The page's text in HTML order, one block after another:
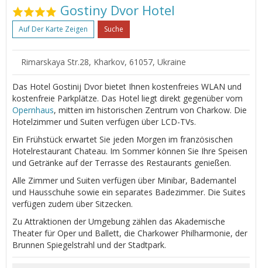
Gostiny Dvor Hotel
Auf Der Karte Zeigen Suche
Rimarskaya Str.28, Kharkov, 61057, Ukraine
Das Hotel Gostinij Dvor bietet Ihnen kostenfreies WLAN und
kostenfreie Parkplätze. Das Hotel liegt direkt gegenüber vom
Opernhaus, mitten im historischen Zentrum von Charkow. Die
Hotelzimmer und Suiten verfügen über LCD-TVs.
Ein Frühstück erwartet Sie jeden Morgen im französischen
Hotelrestaurant Chateau. Im Sommer können Sie Ihre Speisen
und Getränke auf der Terrasse des Restaurants genießen.
Alle Zimmer und Suiten verfügen über Minibar, Bademantel
und Hausschuhe sowie ein separates Badezimmer. Die Suites
verfügen zudem über Sitzecken.
Zu Attraktionen der Umgebung zählen das Akademische
Theater für Oper und Ballett, die Charkower Philharmonie, der
Brunnen Spiegelstrahl und der Stadtpark.